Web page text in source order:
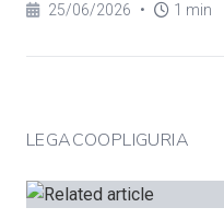
25/06/2026 • 1 min
LEGACOOPLIGURIA